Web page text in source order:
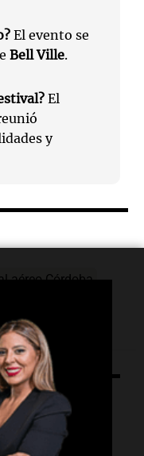
El evento se
Bell Ville.
El
y
aéreo Córdoba
accidente